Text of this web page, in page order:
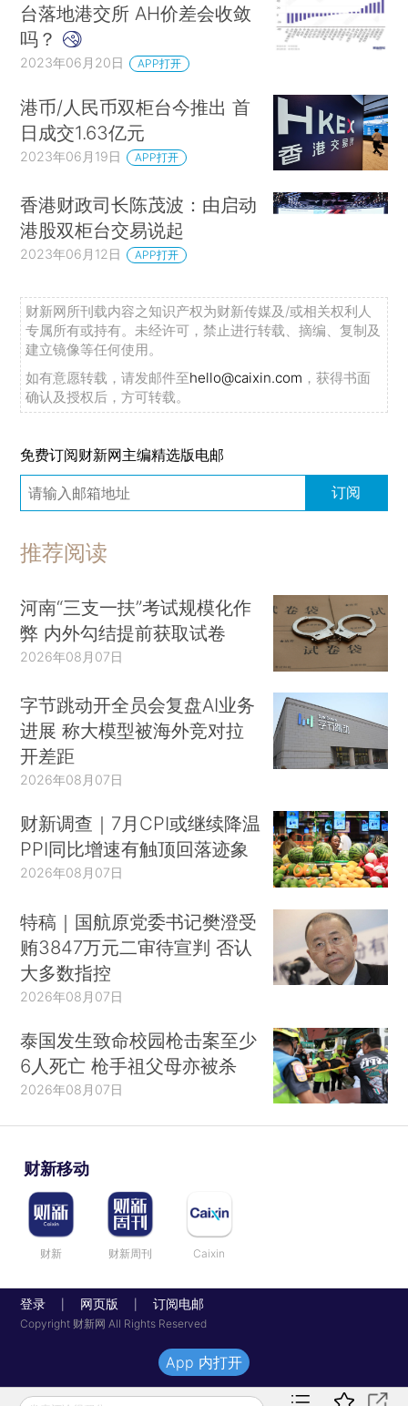
台落地港交所 AH价差会收敛
吗？
2023年06月20日 APP打开
港币/人民币双柜台今推出 首
日成交1.63亿元
2023年06月19日 APP打开
香港财政司长陈茂波：由启动
港股双柜台交易说起
2023年06月12日 APP打开
财新网所刊载内容之知识产权为财新传媒及/或相关权利人
专属所有或持有。未经许可，禁止进行转载、摘编、复制及
建立镜像等任何使用。
如有意愿转载，请发邮件至hello@caixin.com ，获得书面
确认及授权后，方可转载。
免费订阅财新网主编精选版电邮
订阅
推荐阅读
河南“三支一扶”考试规模化作
弊 内外勾结提前获取试卷
2026年08月07日
字节跳动开全员会复盘AI业务
进展 称大模型被海外竞对拉
开差距
2026年08月07日
财新调查｜7月CPI或继续降温
PPI同比增速有触顶回落迹象
2026年08月07日
特稿｜国航原党委书记樊澄受
贿3847万元二审待宣判 否认
大多数指控
2026年08月07日
泰国发生致命校园枪击案至少
6人死亡 枪手祖父母亦被杀
2026年08月07日
财新移动
财新 财新周刊 Caixin
登录 网页版 订阅电邮
Copyright 财新网 All Rights Reserved
App 内打开